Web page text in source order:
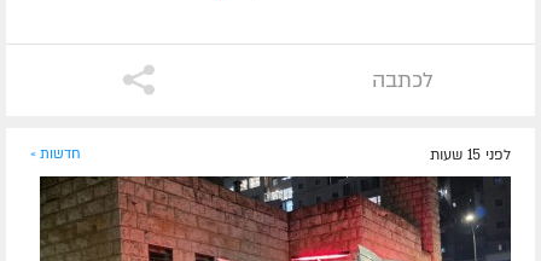
לכתבה
לפני 15 שעות חדשות »